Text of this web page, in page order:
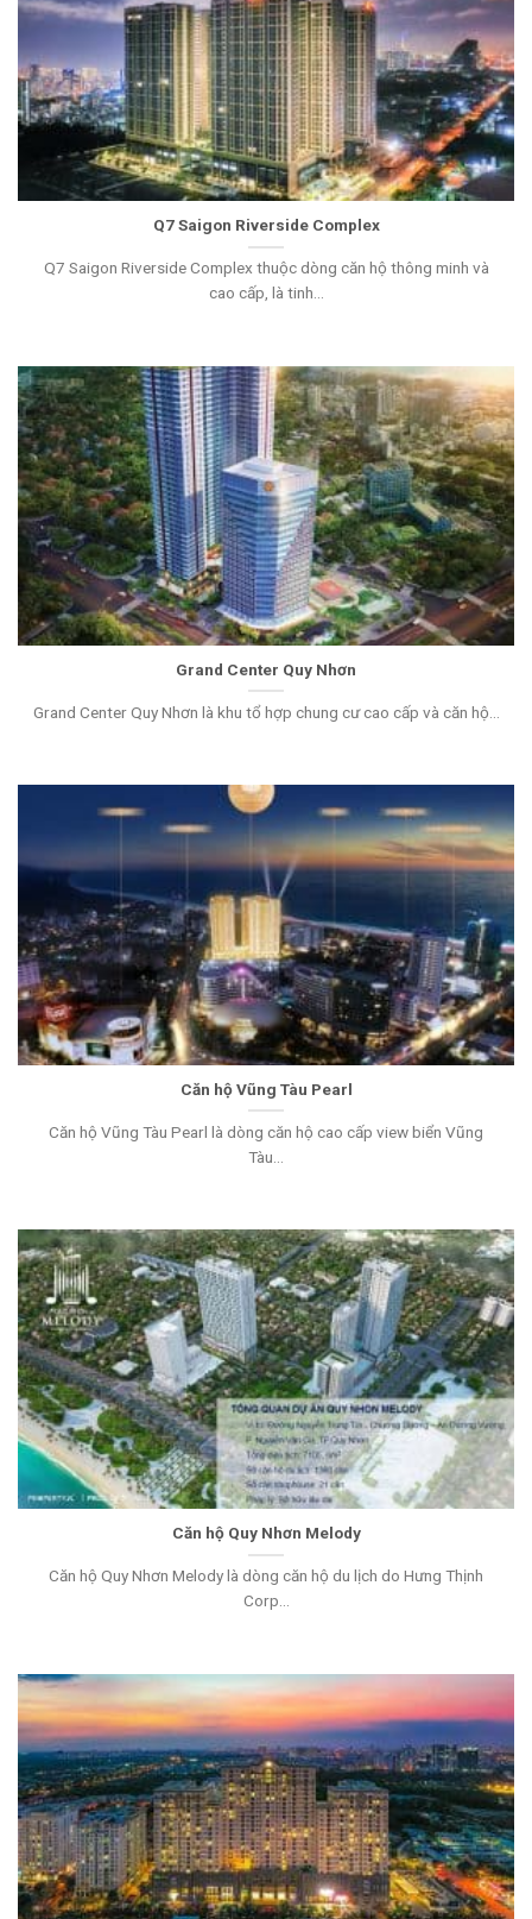
Q7 Saigon Riverside Complex
Q7 Saigon Riverside Complex thuộc dòng căn hộ thông minh và
cao cấp, là tinh...
Grand Center Quy Nhơn
Grand Center Quy Nhơn là khu tổ hợp chung cư cao cấp và căn hộ...
Căn hộ Vũng Tàu Pearl
Căn hộ Vũng Tàu Pearl là dòng căn hộ cao cấp view biển Vũng
Tàu...
Căn hộ Quy Nhơn Melody
Căn hộ Quy Nhơn Melody là dòng căn hộ du lịch do Hưng Thịnh
Corp...